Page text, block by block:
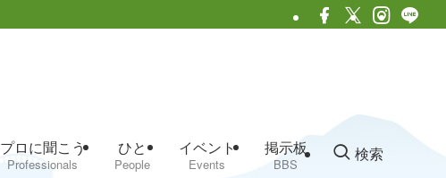
プロに聞こう
Professionals
ひと
People
イベント
Events
掲示板
BBS
検索